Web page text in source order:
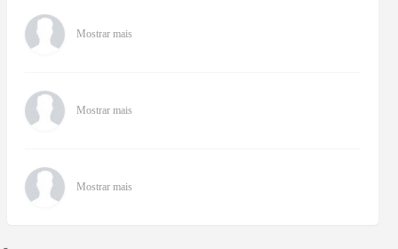
Mostrar mais
Mostrar mais
Mostrar mais